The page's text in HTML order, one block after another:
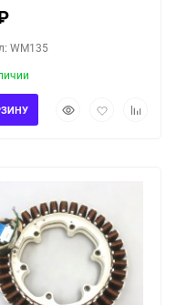
WM135
БыстрыйДобавитьДобавить